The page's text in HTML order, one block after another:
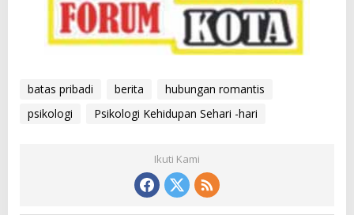
batas pribadi berita
hubungan romantis
psikologi
Psikologi Kehidupan Sehari -hari
Ikuti Kami